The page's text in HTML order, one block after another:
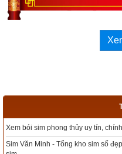
Ít có người vượt khỏi bờ mê
Đa phần chẳng chịu trở về
Khéo giảng tuyên, tỉnh thức
xem ngay
chục triệu
Tổng kho sim